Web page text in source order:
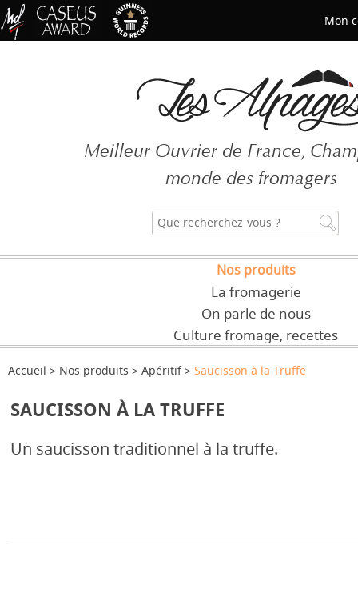
Meilleur Ouvrier de France,
monde des fromagers
Nos produits
La fromagerie
On parle de nous
Culture fromage, recettes
Accueil Nos produits Apéritif Saucisson à la Truffe
SAUCISSON À LA TRUFFE
Un saucisson traditionnel à la truffe.
Mon
Mot de passe oublié ?
CRÉER UN